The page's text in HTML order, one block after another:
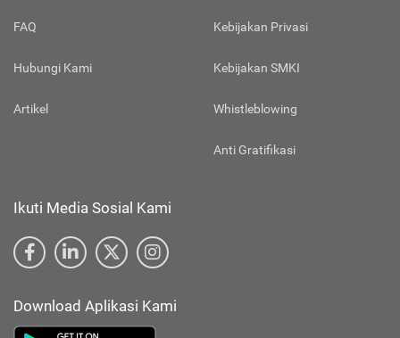
FAQ
Hubungi Kami
Artikel
Kebijakan Privasi
Kebijakan SMKI
Whistleblowing
Anti Gratifikasi
Ikuti Media Sosial Kami
Download Aplikasi Kami